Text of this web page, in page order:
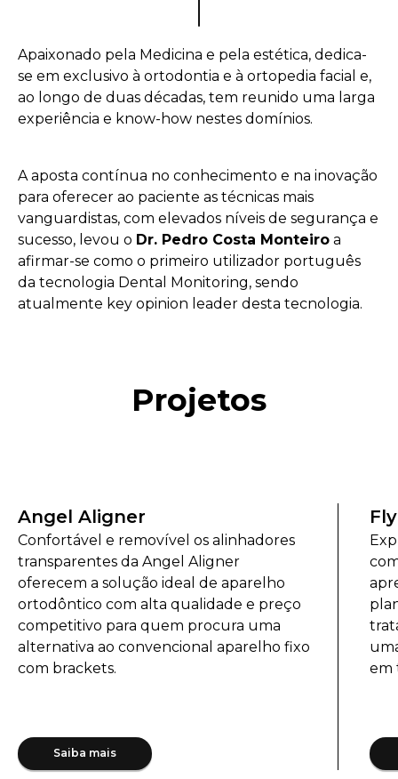
Apaixonado pela Medicina e pela estética, dedica-
se em exclusivo à ortodontia e à ortopedia facial e,
ao longo de duas décadas, tem reunido uma larga
experiência e know-how nestes domínios.
A aposta contínua no conhecimento e na inovação
para oferecer ao paciente as técnicas mais
vanguardistas, com elevados níveis de segurança e
sucesso, levou o Dr. Pedro Costa Monteiro a
afirmar-se como o primeiro utilizador português
da tecnologia Dental Monitoring, sendo
atualmente key opinion leader desta tecnologia.
Projetos
Angel Aligner
Confortável e removível os alinhadores
transparentes da Angel Aligner
oferecem a solução ideal de aparelho
ortodôntico com alta qualidade e preço
competitivo para quem procura uma
alternativa ao convencional aparelho fixo
com brackets.
Saiba mais
em